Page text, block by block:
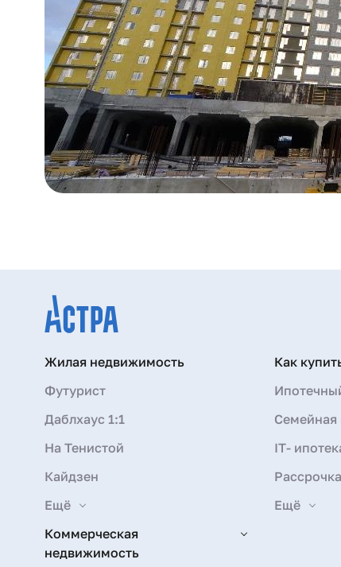
Жилая недвижимость
Футурист
Даблхаус 1:1
На Тенистой
Кайдзен
Ещё
Коммерческая
недвижимость
Как
Семейная
IT-
Рассрочка
Ещё